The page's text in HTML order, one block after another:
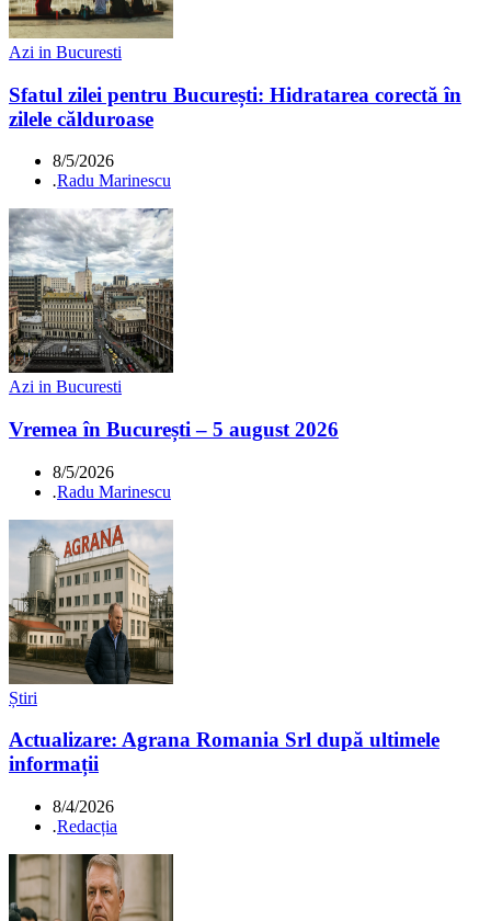
Azi in Bucuresti
Sfatul zilei pentru București: Hidratarea corectă în
zilele călduroase
8/5/2026
.Radu Marinescu
Azi in Bucuresti
Vremea în București – 5 august 2026
8/5/2026
.Radu Marinescu
Știri
Actualizare: Agrana Romania Srl după ultimele
informații
8/4/2026
.Redacția